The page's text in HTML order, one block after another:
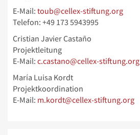
E-Mail: toub@cellex-stiftung.org
Telefon: +49 173 5943995
Cristian Javier Castaño
Projektleitung
E-Mail: c.castano@cellex-stiftung.org
María Luisa Kordt
Projektkoordination
E-Mail: m.kordt@cellex-stiftung.org